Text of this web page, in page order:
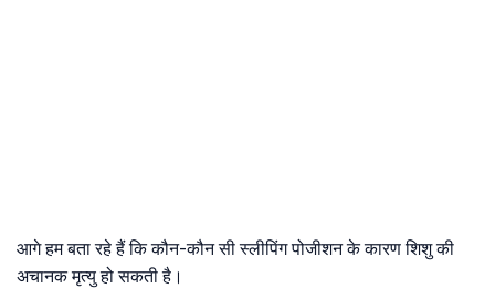
आगे हम बता रहे हैं कि कौन-कौन सी स्लीपिंग पोजीशन के कारण शिशु की
अचानक मृत्यु हो सकती है।